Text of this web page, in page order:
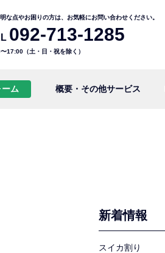
な点やお困りの方は、お気軽にお問い合わせください。
092-713-1285
17:00（土・日・祝を除く）
ム 概要・その他サービス
新着情報
スイカ割り